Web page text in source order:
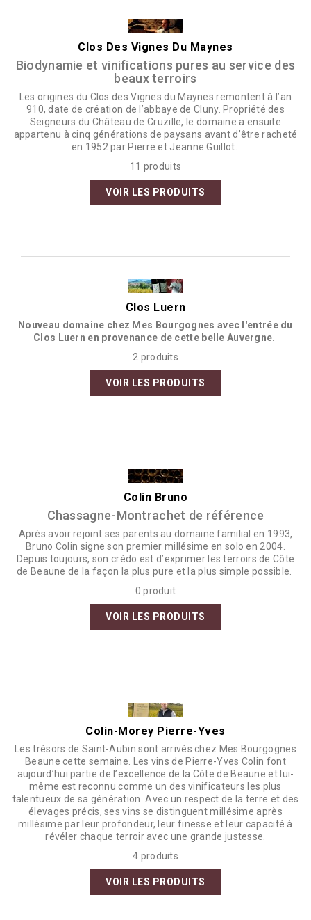
Clos Des Vignes Du Maynes
Biodynamie et vinifications pures au service des
beaux terroirs
Les origines du Clos des Vignes du Maynes remontent à l’an
910, date de création de l’abbaye de Cluny. Propriété des
Seigneurs du Château de Cruzille, le domaine a ensuite
appartenu à cinq générations de paysans avant d’être racheté
en 1952 par Pierre et Jeanne Guillot.
11 produits
VOIR LES PRODUITS
Clos Luern
Nouveau domaine chez Mes Bourgognes avec l'entrée du
Clos Luern en provenance de cette belle Auvergne.
2 produits
VOIR LES PRODUITS
Colin Bruno
Chassagne-Montrachet de référence
Après avoir rejoint ses parents au domaine familial en 1993,
Bruno Colin signe son premier millésime en solo en 2004.
Depuis toujours, son crédo est d’exprimer les terroirs de Côte
de Beaune de la façon la plus pure et la plus simple possible.
0 produit
VOIR LES PRODUITS
Colin-Morey Pierre-Yves
Les trésors de Saint-Aubin sont arrivés chez Mes Bourgognes
Beaune cette semaine. Les vins de Pierre-Yves Colin font
aujourd’hui partie de l’excellence de la Côte de Beaune et lui-
même est reconnu comme un des vinificateurs les plus
talentueux de sa génération. Avec un respect de la terre et des
élevages précis, ses vins se distinguent millésime après
millésime par leur profondeur, leur finesse et leur capacité à
révéler chaque terroir avec une grande justesse.
4 produits
VOIR LES PRODUITS